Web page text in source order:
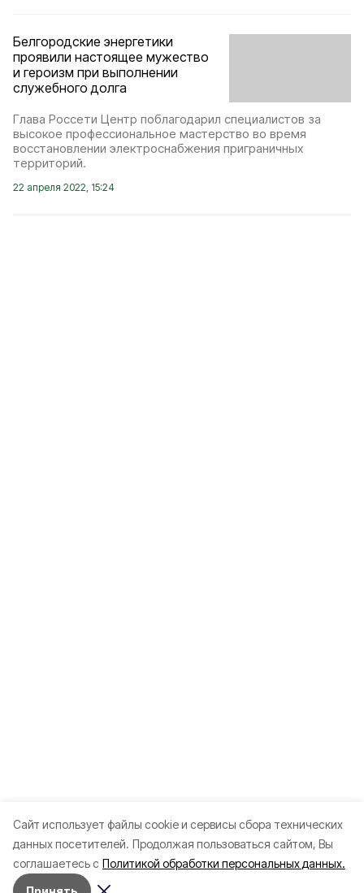
Cайт использует файлы cookie и сервисы сбора технических
данных посетителей. Продолжая пользоваться сайтом, Вы
соглашаетесь с Политикой обработки персональных данных.
Белгородские энергетики
проявили настоящее мужество
и героизм при выполнении
служебного долга
Глава Россети Центр поблагодарил специалистов за
высокое профессиональное мастерство во время
восстановлении электроснабжения приграничных
территорий.
22 апреля 2022, 15:24